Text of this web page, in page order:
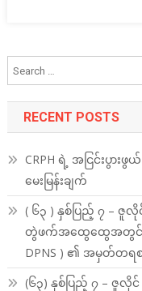
RECENT POSTS
CRPH ရဲ့ အငြင်းပွား
မေးမြန်းချက်
( ၆၃ ) နှစ်ပြည့် ၇ – ဇူ
တွဲဖက်အထွေထွေအတွင်း
DPNS ) ၏ အမှတ်တရ
(၆၃) နှစ်ပြည့် ၇ – ဇူ